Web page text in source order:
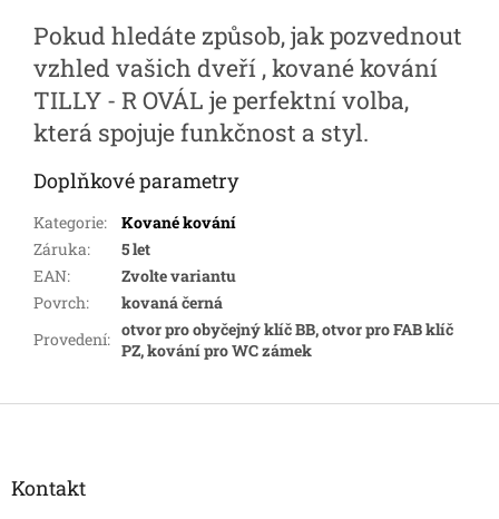
Pokud hledáte způsob, jak pozvednout
vzhled vašich dveří , kované kování
TILLY - R OVÁL je perfektní volba,
která spojuje funkčnost a styl.
Doplňkové parametry
Kategorie:
Kované kování
Záruka:
5 let
EAN:
Zvolte variantu
Povrch:
kovaná černá
Provedení: otvor pro obyčejný klíč BB, otvor pro FAB klíč
PZ, kování pro WC zámek
Kontakt